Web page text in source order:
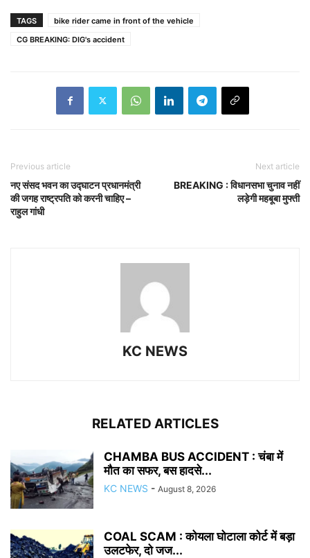
TAGS
bike rider came in front of the vehicle
CG BREAKING: DIG's accident
Previous article
नए संसद भवन का उद्घाटन प्रधानमंत्री
की जगह राष्ट्रपति को करनी चाहिए –
राहुल गांधी
Next article
BREAKING : विधानसभा चुनाव नहीं
लड़ेगी महबूबा मुफ्ती
KC NEWS
RELATED ARTICLES
CHAMBA BUS ACCIDENT : चंबा में
मौत का सफर, बस हादसे...
KC NEWS - August 8, 2026
COAL SCAM : कोयला घोटाला कोर्ट में बड़ा
उलटफेर, दो जज...